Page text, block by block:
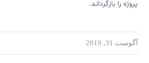
پروژه را بازگرداند.
آگوست 31, 2019